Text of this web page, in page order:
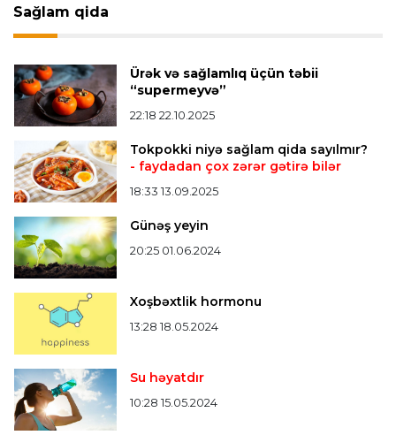
Konfrans liqası
"Qarabağ" "Dinamo"ya minimal hesabla uduzdu
Bütün xəbərlər >>>
Sağlam qida
Ürək və sağlamlıq üçün təbii
“supermeyvə”
22:18 22.10.2025
Tokpokki niyə sağlam qida sayılmır?
- faydadan çox zərər gətirə bilər
18:33 13.09.2025
Günəş yeyin
20:25 01.06.2024
Xoşbəxtlik hormonu
13:28 18.05.2024
Su həyatdır
10:28 15.05.2024